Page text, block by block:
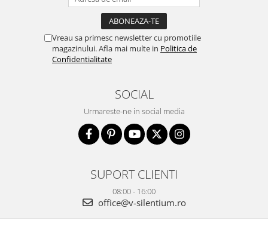
Vreau sa primesc newsletter cu promotiile
magazinului. Afla mai multe in Politica de
Confidentialitate
SOCIAL
Urmareste-ne in social media
SUPORT CLIENTI
08:00 - 16:00
office@v-silentium.ro